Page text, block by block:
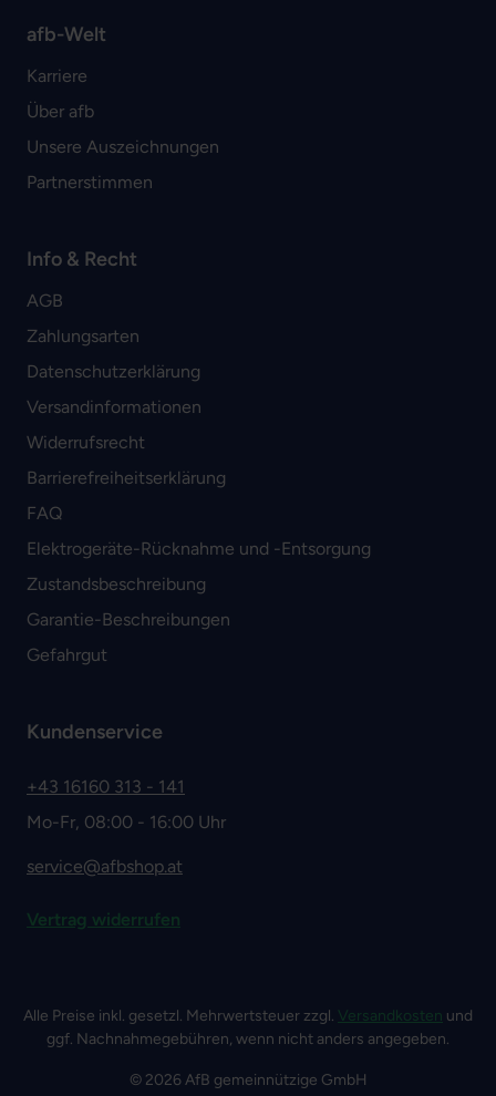
afb-Welt
Karriere
Über afb
Unsere Auszeichnungen
Partnerstimmen
Info & Recht
AGB
Zahlungsarten
Datenschutzerklärung
Versandinformationen
Widerrufsrecht
Barrierefreiheitserklärung
FAQ
Elektrogeräte-Rücknahme und -Entsorgung
Zustandsbeschreibung
Garantie-Beschreibungen
Gefahrgut
Kundenservice
+43 16160 313 - 141
Mo-Fr, 08:00 - 16:00 Uhr
service@afbshop.at
Vertrag widerrufen
Alle Preise inkl. gesetzl. Mehrwertsteuer zzgl. Versandkosten und
ggf. Nachnahmegebühren, wenn nicht anders angegeben.
© 2026 AfB gemeinnützige GmbH